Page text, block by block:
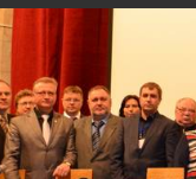
Научная
Альбомы